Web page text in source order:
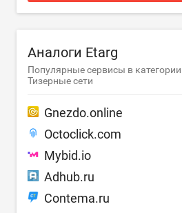
Аналоги Etarg
Популярные сервисы в категории
Тизерные сети
Gnezdo.online
Octoclick.com
Mybid.io
Adhub.ru
Contema.ru